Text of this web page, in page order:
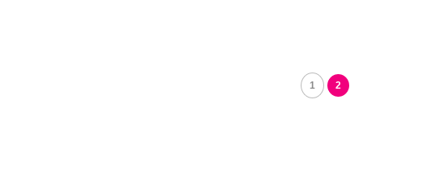
1 2